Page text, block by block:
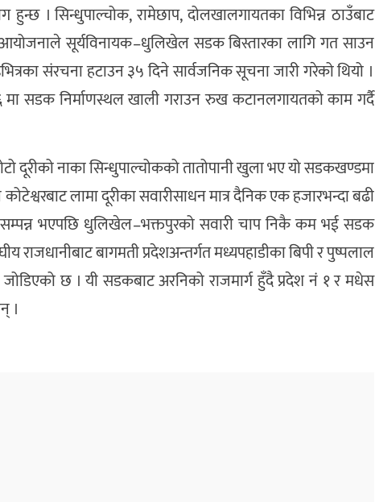
हुन्छ । सिन्धुपाल्चोक, रामेछाप, दोलखालगायतका विभिन्न ठाउँबाट
सूर्यविनायक–धुलिखेल सडक बिस्तारका लागि गत साउन
संरचना हटाउन ३५ दिने सार्वजनिक सूचना जारी गरेको थियो ।
सडक निर्माणस्थल खाली गराउन रुख कटानलगायतको काम गर्दै
दूरीको नाका सिन्धुपाल्चोकको तातोपानी खुला भए यो सडकखण्डमा
लामा दूरीका सवारीसाधन मात्र दैनिक एक हजारभन्दा बढी
भएपछि धुलिखेल–भक्तपुरको सवारी चाप निकै कम भई सडक
राजधानीबाट बागमती प्रदेशअन्तर्गत मध्यपहाडीका बिपी र पुष्पलाल
छ । यी सडकबाट अरनिको राजमार्ग हुँदै प्रदेश नं १ र मधेस
।